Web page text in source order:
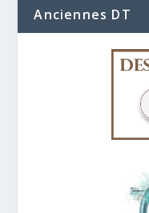
Anciennes DT